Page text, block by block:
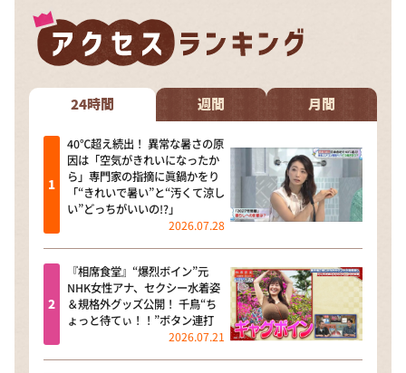
24時間 週間 月間
40℃超え続出！ 異常な暑さの原
因は「空気がきれいになったか
ら」専門家の指摘に眞鍋かをり
「“きれいで暑い”と“汚くて涼し
い”どっちがいいの!?」
2026.07.28
『相席食堂』“爆烈ボイン”元
NHK女性アナ、セクシー水着姿
＆規格外グッズ公開！ 千鳥“ち
ょっと待てぃ！！”ボタン連打
2026.07.21